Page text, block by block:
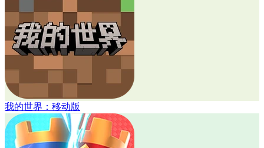
我的世界：移动版